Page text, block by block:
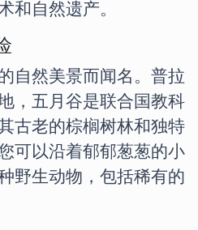
和自然遗产。
自然美景而闻名。普拉
，五月谷是联合国教科
古老的棕榈树林和独特
可以沿着郁郁葱葱的小
野生动物，包括稀有的